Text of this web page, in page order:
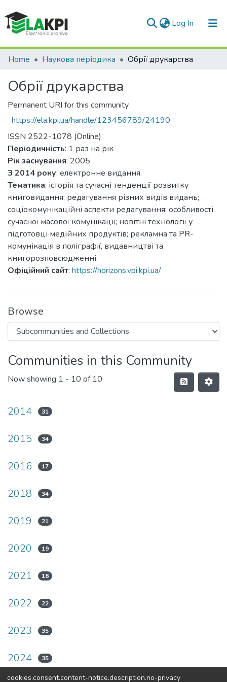
Log In (current)
Communities & Collections
All of DSpace
Home Наукова періодика Обрії друкарства
Обрії друкарства
Permanent URI for this community
https://ela.kpi.ua/handle/123456789/24190
ISSN 2522-1078 (Online)
Періодичність: 1 раз на рік
Рік заснування: 2005
З 2014 року: електронне видання.
Тематика: історія та сучасні тенденції розвитку
книговидання; редагування різних видів видань;
соціокомунікаційні аспекти редагування; особливості
сучасної масової комунікації; новітні технології у
підготовці медійних продуктів; рекламна та PR-
комунікація в поліграфії, видавництві та
книгорозповсюдженні.
Офіційний сайт: https://horizons.vpi.kpi.ua/
Browse
Communities in this Community
Now showing 1 - 10 of 10
2014 31
2015 34
2016 17
2018 34
2019 21
2020 19
2021 18
2022 22
2023 35
2024 35
cookies.consent.content-notice.description.no-privacy